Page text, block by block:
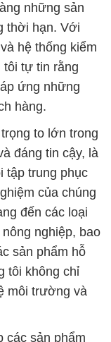
những sản
thời hạn. Với
hệ thống kiểm
tôi tự tin rằng
ứng những
hàng.
to lớn trong
đáng tin cậy, là
tập trung phục
của chúng
đến các loại
nghiệp, bao
sản phẩm hỗ
tôi không chỉ
môi trường và
các sản phẩm